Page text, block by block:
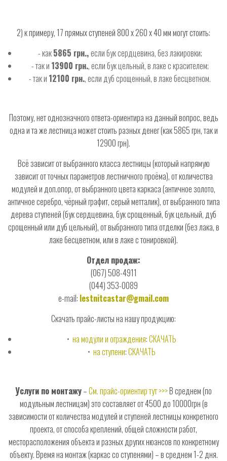
2) к примеру, 17 прямых ступеней 800 х 260 х 40 мм могут стоить:
- как5865 грн.,если бук сердцевина, без лакировки;
- так и 13900 грн., если бук цельный, в лаке с красителем;
- так и 12100 грн., если дуб срощенный, в лаке бесцветном.
Поэтому, нет однозначного ответа-ориентира на данный вопрос, ведь
одна и та же лестница может стоить разных денег (как 5865 грн, так и
12900 грн).
Всё зависит от выбранного класса лестницы (который напрямую
зависит от точных параметров лестничного проёма), от количества
модулей и доп.опор, от выбранного цвета каркаса (античное золото,
античное серебро, чёрный графит, серый метталик), от выбранного типа
дерева ступеней (бук сердцевина, бук срощенный, бук цельный, дуб
срощенный или дуб цельный), от выбранного типа отделки (без лака, в
лаке бесцветном, или в лаке с тонировкой).
Отдел продаж:
(067) 508-4911
(044) 353-0089
e-mail: lestnitcastar@gmail.com
Скачать прайс-листы на нашу продукцию:
• на модули и ограждения:СКАЧАТЬ
• на ступени:СКАЧАТЬ
Услуги по монтажу–См. прайс-ориентир тут >>>В среднем (по
модульным лестницам) это составляет от 4500 до 10000грн (в
зависимости от количества модулей и ступеней лестницы конкретного
проекта, от способа креплений, общей сложности работ,
месторасположения объекта и разных других нюансов по конкретному
объекту. Время на монтаж (каркас со ступенями) – в среднем 1-2 дня.